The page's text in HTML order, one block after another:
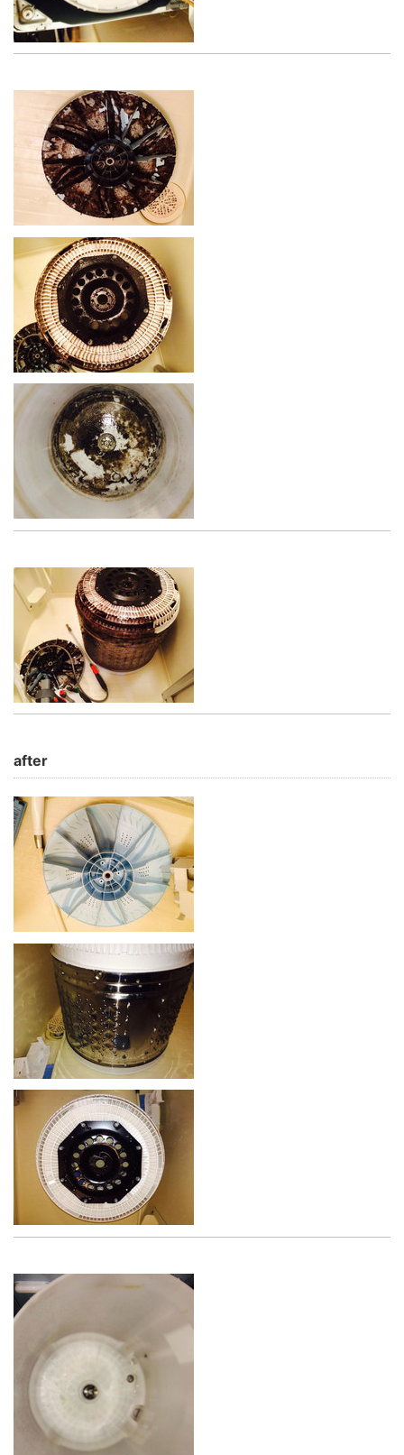
after